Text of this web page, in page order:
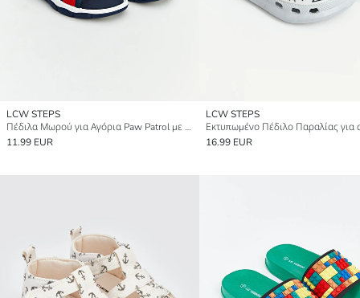
LCW STEPS
Πέδιλα Μωρού για Αγόρια Paw Patrol με Εκτύπωση
11.99 EUR
LCW STEPS
16.99 EUR